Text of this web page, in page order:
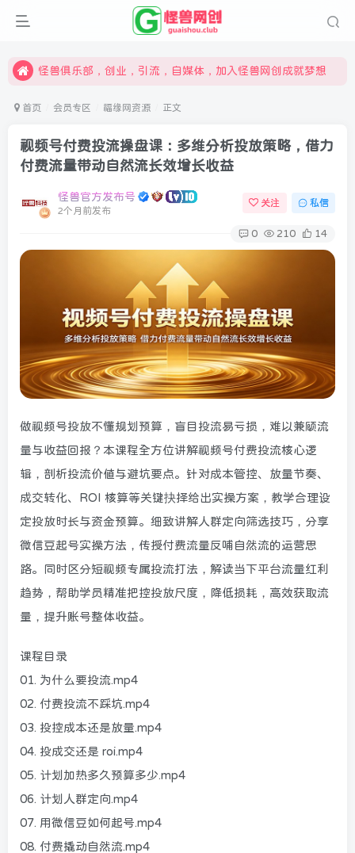
限时开通会员更享折扣，超高返佣
怪兽俱乐部，创业，引流，自媒体，加入怪兽网创成就梦想
首页 会员专区 福缘网资源 正文
视频号付费投流操盘课：多维分析投放策略，借力
付费流量带动自然流长效增长收益
怪兽官方发布号
2个月前发布
关注 私信
0 210 14
做视频号投放不懂规划预算，盲目投流易亏损，难以兼顾流
量与收益回报？本课程全方位讲解视频号付费投流核心逻
辑，剖析投流价值与避坑要点。针对成本管控、放量节奏、
成交转化、ROI 核算等关键抉择给出实操方案，教学合理设
定投放时长与资金预算。细致讲解人群定向筛选技巧，分享
微信豆起号实操方法，传授付费流量反哺自然流的运营思
路。同时区分短视频专属投流打法，解读当下平台流量红利
趋势，帮助学员精准把控投放尺度，降低损耗，高效获取流
量，提升账号整体收益。
课程目录
01. 为什么要投流.mp4
02. 付费投流不踩坑.mp4
03. 投控成本还是放量.mp4
04. 投成交还是 roi.mp4
05. 计划加热多久预算多少.mp4
06. 计划人群定向.mp4
07. 用微信豆如何起号.mp4
08. 付费撬动自然流.mp4